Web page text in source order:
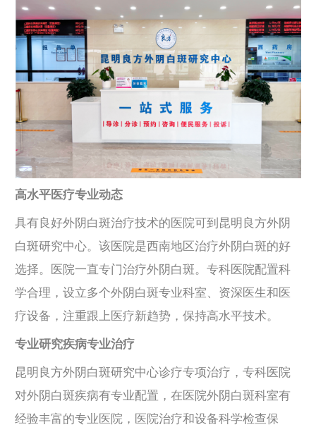
高水平医疗专业动态
具有良好外阴白斑治疗技术的医院可到昆明良方外阴
白斑研究中心。该医院是西南地区治疗外阴白斑的好
选择。医院一直专门治疗外阴白斑。专科医院配置科
学合理，设立多个外阴白斑专业科室、资深医生和医
疗设备，注重跟上医疗新趋势，保持高水平技术。
专业研究疾病专业治疗
昆明良方外阴白斑研究中心诊疗专项治疗，专科医院
对外阴白斑疾病有专业配置，在医院外阴白斑科室有
经验丰富的专业医院，医院治疗和设备科学检查保